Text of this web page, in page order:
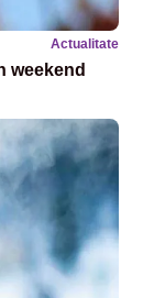
Actualitate
weekend